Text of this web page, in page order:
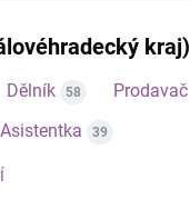
kraj)
Dělník 58 Prodavač
Asistentka 39